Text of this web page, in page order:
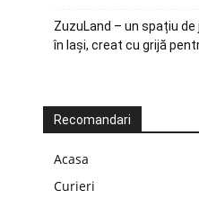
ZuzuLand – un spațiu
în Iași, creat cu grijă
Recomandari
Acasa
Curieri